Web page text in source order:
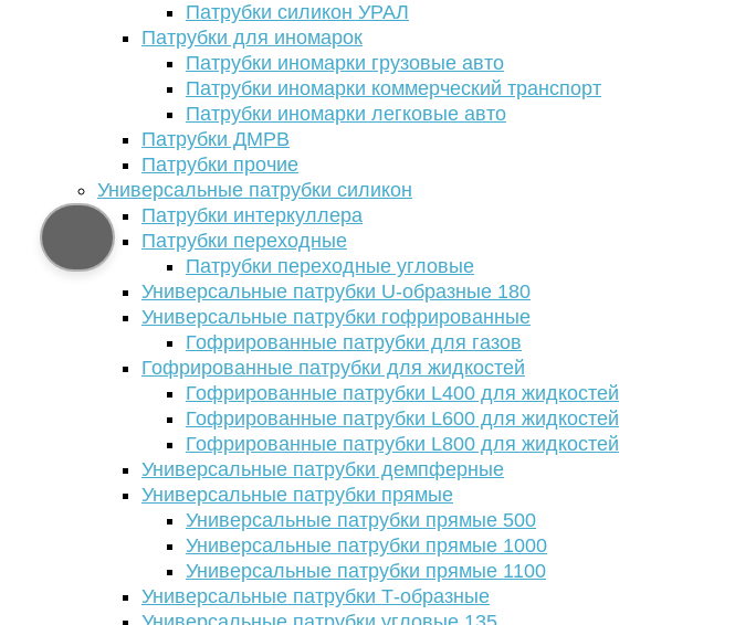
Патрубки силикон УРАЛ
Патрубки для иномарок
Патрубки иномарки грузовые авто
Патрубки иномарки коммерческий транспорт
Патрубки иномарки легковые авто
Патрубки ДМРВ
Патрубки прочие
Универсальные патрубки силикон
Патрубки интеркуллера
Патрубки переходные
Патрубки переходные угловые
Универсальные патрубки U-образные 180
Универсальные патрубки гофрированные
Гофрированные патрубки для газов
Гофрированные патрубки для жидкостей
Гофрированные патрубки L400 для жидкостей
Гофрированные патрубки L600 для жидкостей
Гофрированные патрубки L800 для жидкостей
Универсальные патрубки демпферные
Универсальные патрубки прямые
Универсальные патрубки прямые 500
Универсальные патрубки прямые 1000
Универсальные патрубки прямые 1100
Универсальные патрубки Т-образные